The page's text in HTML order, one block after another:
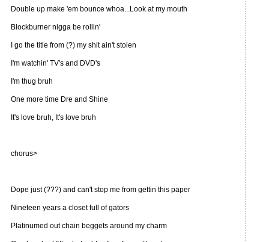
Double up make 'em bounce whoa...Look at my mouth
Blockburner nigga be rollin'
I go the title from (?) my shit ain't stolen
I'm watchin' TV's and DVD's
I'm thug bruh
One more time Dre and Shine
It's love bruh, It's love bruh
chorus>
Dope just (???) and can't stop me from gettin this paper
Nineteen years a closet full of gators
Platinumed out chain beggets around my charm